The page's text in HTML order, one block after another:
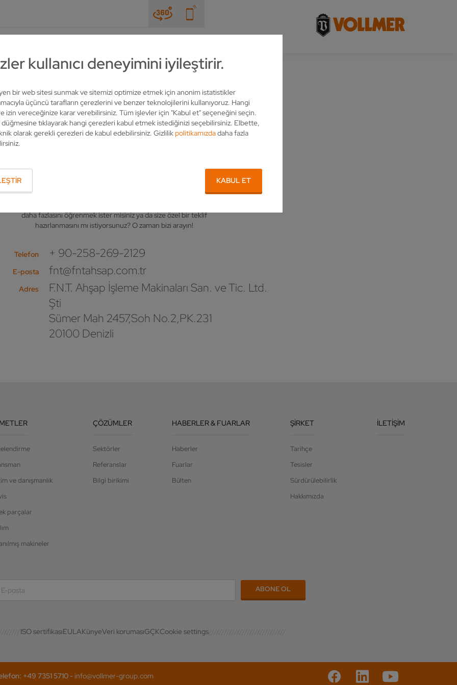
kullanıcı deneyimini iyileştirir.
bir web sitesi sunmak ve sitemizi optimize etmek için anonim istatistikler
üçüncü tarafların çerezlerini ve benzer teknolojilerini kullanıyoruz. Hangi
izin vereceğinize karar verebilirsiniz. Tüm işlevler için "Kabul et" seçeneğini seçin.
düğmesine tıklayarak hangi çerezleri kabul etmek istediğinizi seçebilirsiniz. Elbette,
olarak gerekli çerezleri de kabul edebilirsiniz. Gizlilikpolitikamızdadaha fazla
KABUL ET
daha fazlasını öğrenmek ister misiniz ya da size özel bir teklif
hazırlanmasını mı istiyorsunuz? O zaman bizi arayın!
Telefon + 90-258-269-2129
E-posta fnt@fntahsap.com.tr
Adres
F.N.T. Ahşap İşleme Makinaları San. ve Tic. Ltd.
Şti
Sümer Mah 2457,Soh No.2,PK.231
20100 Denizli
ve danışmanlık
parçalar
makineler
ÇÖZÜMLER
Sektörler
Referanslar
Bilgi birikimi
HABERLER & FUARLAR
Haberler
Fuarlar
Bülten
ŞIRKET
Tarihçe
Tesisler
Sürdürülebilirlik
Hakkımızda
İLETIŞIM
ISO sertifikasıEULAKünyeVeri korumasıGÇKCookie settings
+49 7351 5710 - info@vollmer-group.com